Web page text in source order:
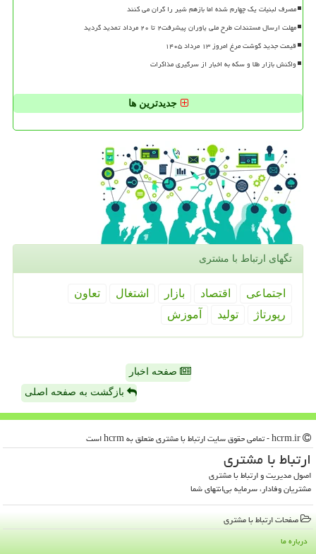
مصرف لبنیات یک چهارم شده اما بازهم شیر را گران می کنند
مهلت ارسال مستندات طرح ملی یاوران پیشرفت۲ تا ۲۰ مرداد تمدید گردید
قیمت جدید گوشت مرغ امروز ۱۳ مرداد ۱۴۰۵
واکنش بازار طلا و سکه به اخبار از سرگیری مذاکرات
جدیدترین ها
تگهای ارتباط با مشتری
اجتماعی اقتصاد بازار اشتغال
تعاون
رپورتاژ
تولید آموزش
صفحه اخبار
بازگشت به صفحه اصلی
ارتباط با مشتری
اصول مدیریت و ارتباط با مشتری
مشتریان وفادار، سرمایه بی‌انتهای شما
صفحات ارتباط با مشتری
درباره ما